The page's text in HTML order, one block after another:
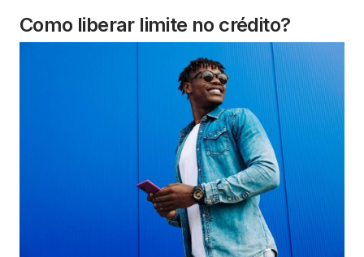
Como liberar limite no crédito?